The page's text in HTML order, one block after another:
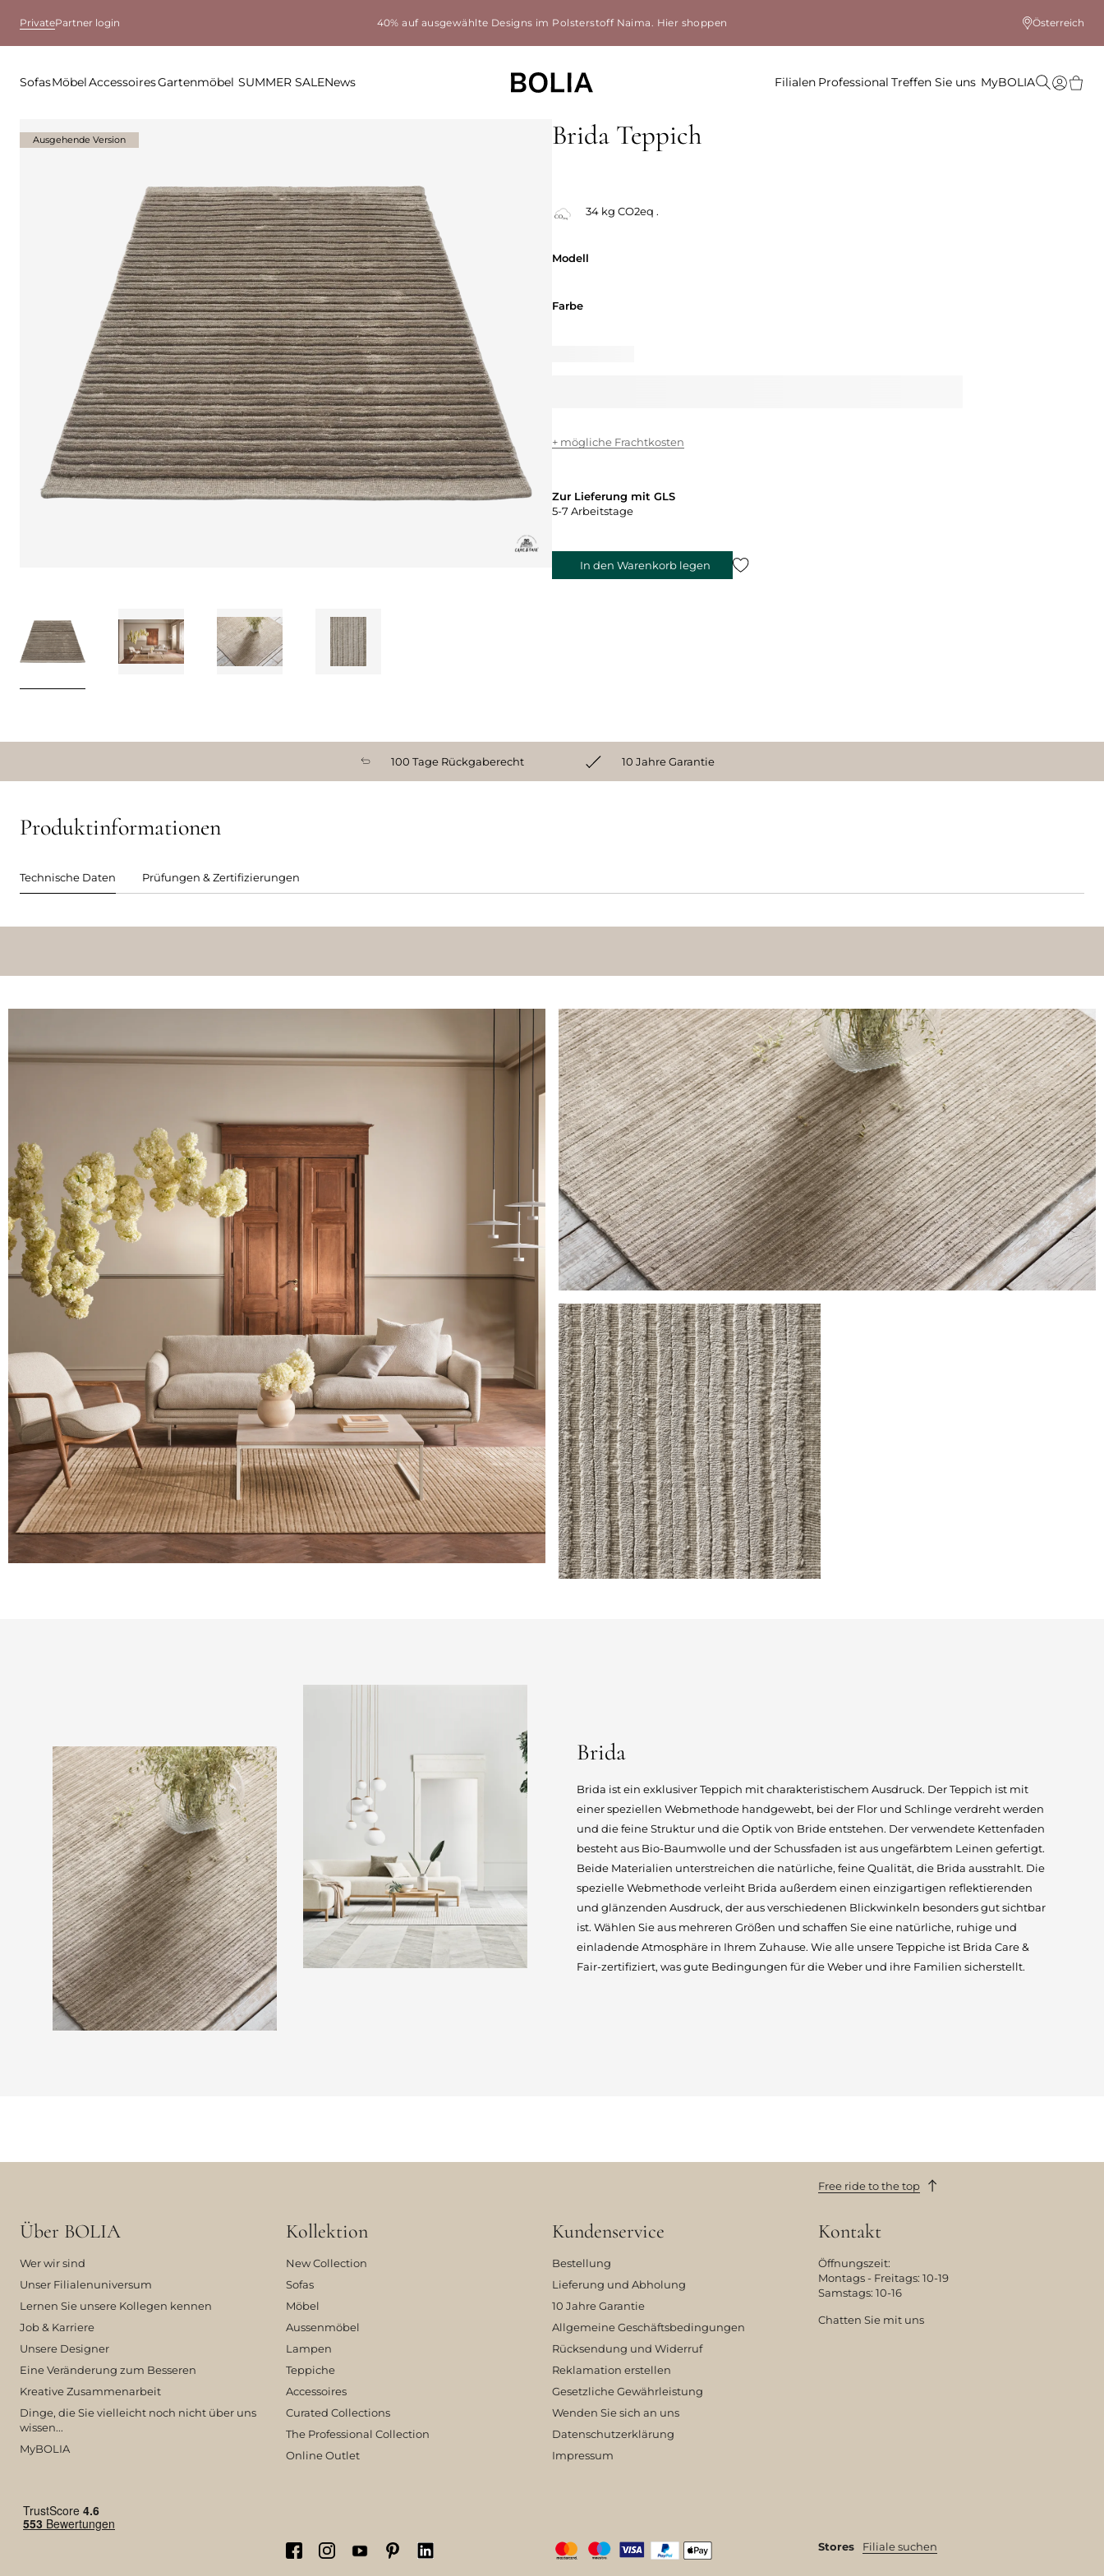
PrivatePartner login 40% auf ausgewählte Designs im Polsterstoff Naima. Hier shoppen Österreich
SofasMöbelAccessoiresGartenmöbel SUMMER SALENews Filialen Professional Treffen Sie uns MyBOLIA
Brida Teppich
34 kg CO2eq .
Modell
Farbe
+ mögliche Frachtkosten
Zur Lieferung mit GLS
5-7 Arbeitstage
In den Warenkorb legen
Ausgehende Version
100 Tage Rückgaberecht 10 Jahre Garantie
Produktinformationen
Technische Daten Prüfungen & Zertifizierungen
Brida
Brida ist ein exklusiver Teppich mit charakteristischem Ausdruck. Der Teppich ist mit
einer speziellen Webmethode handgewebt, bei der Flor und Schlinge verdreht werden
und die feine Struktur und die Optik von Bride entstehen. Der verwendete Kettenfaden
besteht aus Bio-Baumwolle und der Schussfaden ist aus ungefärbtem Leinen gefertigt.
Beide Materialien unterstreichen die natürliche, feine Qualität, die Brida ausstrahlt. Die
spezielle Webmethode verleiht Brida außerdem einen einzigartigen reflektierenden
und glänzenden Ausdruck, der aus verschiedenen Blickwinkeln besonders gut sichtbar
ist. Wählen Sie aus mehreren Größen und schaffen Sie eine natürliche, ruhige und
einladende Atmosphäre in Ihrem Zuhause. Wie alle unsere Teppiche ist Brida Care &
Fair-zertifiziert, was gute Bedingungen für die Weber und ihre Familien sicherstellt.
Free ride to the top
Über BOLIA
Wer wir sind
Unser Filialenuniversum
Lernen Sie unsere Kollegen kennen
Job & Karriere
Unsere Designer
Eine Veränderung zum Besseren
Kreative Zusammenarbeit
Dinge, die Sie vielleicht noch nicht über uns
wissen...
MyBOLIA
Kollektion
New Collection
Sofas
Möbel
Aussenmöbel
Lampen
Teppiche
Accessoires
Curated Collections
The Professional Collection
Online Outlet
Kundenservice
Bestellung
Lieferung und Abholung
10 Jahre Garantie
Allgemeine Geschäftsbedingungen
Rücksendung und Widerruf
Reklamation erstellen
Gesetzliche Gewährleistung
Wenden Sie sich an uns
Datenschutzerklärung
Impressum
Kontakt
Öffnungszeit:
Montags - Freitags: 10-19
Samstags: 10-16
Chatten Sie mit uns
Stores Filiale suchen